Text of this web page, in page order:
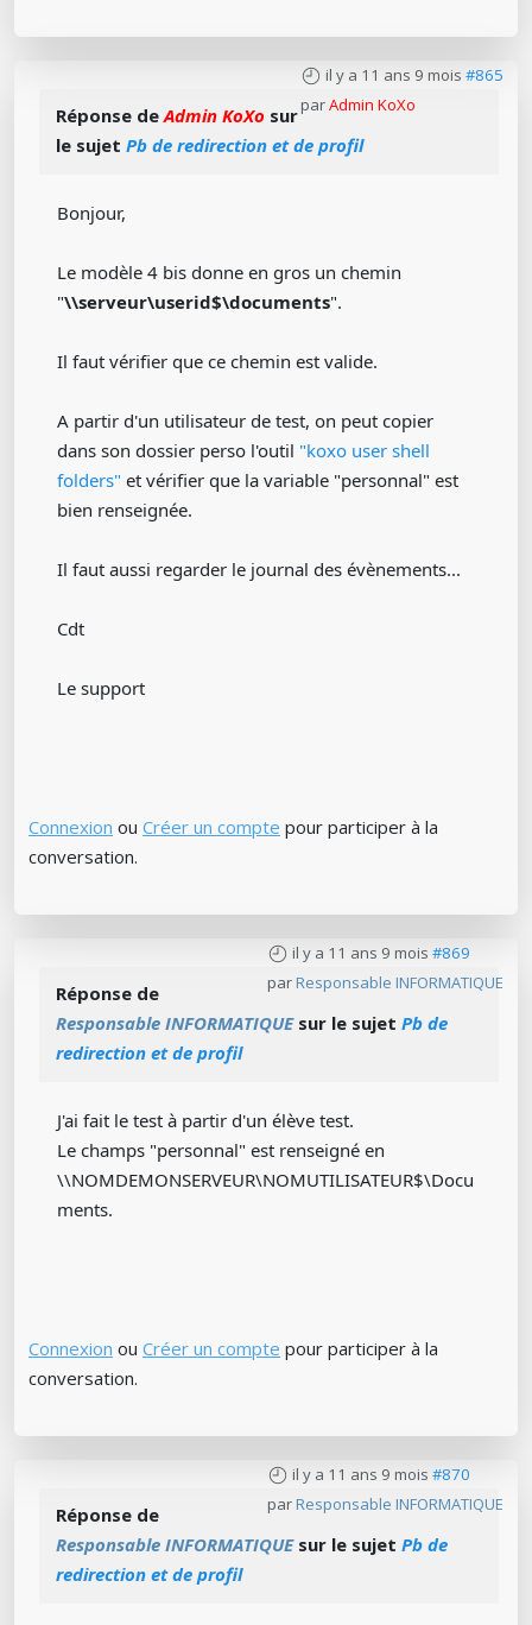
il y a 11 ans 9 mois #865
parAdmin KoXo
Réponse deAdmin KoXo sur
le sujet Pb de redirection et de profil
Bonjour,
Le modèle 4 bis donne en gros un chemin
"\\serveur\userid$\documents".
Il faut vérifier que ce chemin est valide.
A partir d'un utilisateur de test, on peut copier
dans son dossier perso l'outil "koxo user shell
folders" et vérifier que la variable "personnal" est
bien renseignée.
Il faut aussi regarder le journal des évènements...
Cdt
Le support
Connexion ou Créer un compte pour participer à la
conversation.
il y a 11 ans 9 mois #869
par Responsable INFORMATIQUE
Réponse de
Responsable INFORMATIQUEsur le sujet Pb de
redirection et de profil
J'ai fait le test à partir d'un élève test.
Le champs "personnal" est renseigné en
\\NOMDEMONSERVEUR\NOMUTILISATEUR$\Docu
ments.
Connexion ou Créer un compte pour participer à la
conversation.
il y a 11 ans 9 mois #870
par Responsable INFORMATIQUE
Réponse de
Responsable INFORMATIQUEsur le sujet Pb de
redirection et de profil